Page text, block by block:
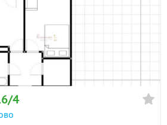
4